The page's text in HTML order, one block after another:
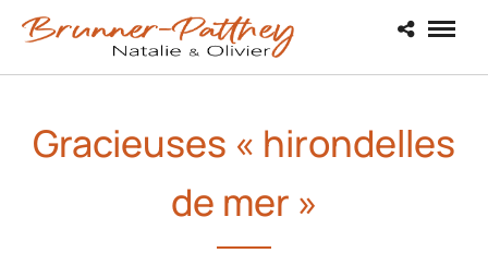
Gracieuses « hirondelles
de mer »